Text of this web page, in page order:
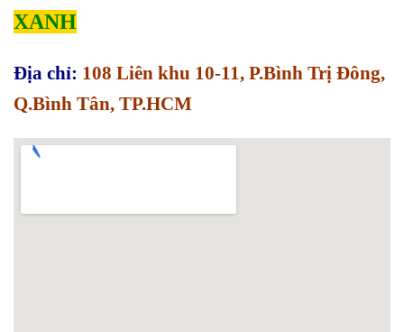
XANH
Địa chỉ: 108 Liên khu 10-11, P.Bình Trị Đông,
Q.Bình Tân, TP.HCM